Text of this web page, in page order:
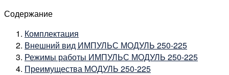
Содержание
Комплектация
Внешний вид ИМПУЛЬС МОДУЛЬ 250-225
Режимы работы ИМПУЛЬС МОДУЛЬ 250-225
Преимущества МОДУЛЬ 250-225